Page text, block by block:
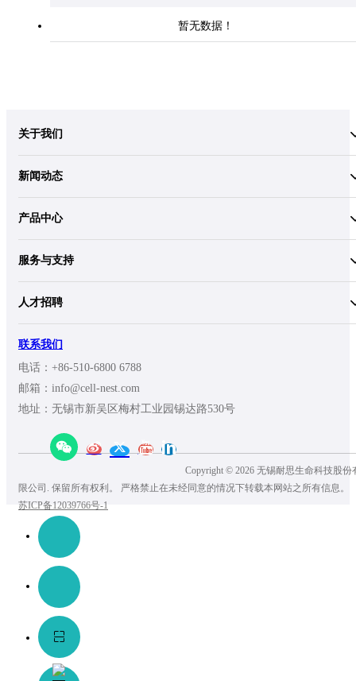
暂无数据！
关于我们
新闻动态
产品中心
服务与支持
人才招聘
联系我们
电话：+86-510-6800 6788
邮箱：info@cell-nest.com
地址：无锡市新吴区梅村工业园锡达路530号
Copyright © 2026 无锡耐思生命科技股份
限公司. 保留所有权利。 严格禁止在未经同意的情况下转载本网站之所有信息。
苏ICP备12039766号-1